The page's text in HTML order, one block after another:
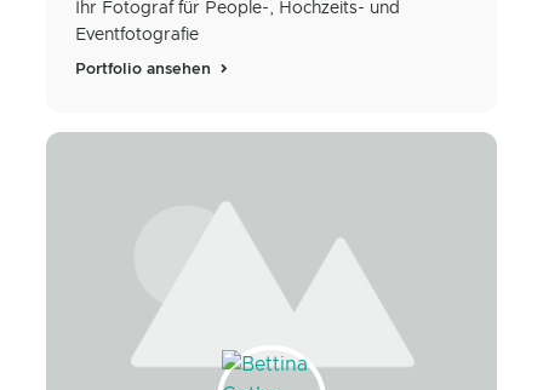
Ihr Fotograf für People-, Hochzeits- und
Eventfotografie
Portfolio ansehen